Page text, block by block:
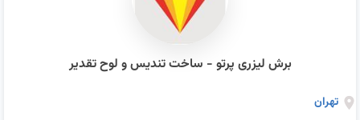
برش لیزری پرتو - ساخت تندیس و لوح تقدیر
تهران